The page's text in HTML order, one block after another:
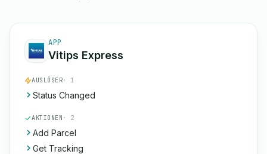
APP
Vitips Express
AUSLÖSER· 1
Status Changed
AKTIONEN · 2
Add Parcel
Get Tracking